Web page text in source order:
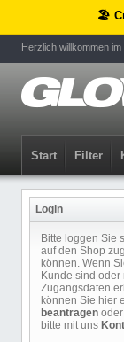
🏖️
Herzlich willkommen
Start Filter
Login
Bitte loggen Sie
auf den Shop
können. Wenn
Kunde sind oder
Zugangsdaten
können Sie hier
beantragen
bitte mit uns